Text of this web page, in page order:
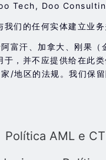
Doo Consulting
们的任何实体建立业
富汗、加拿大、刚果
，并不应提供给在此
/地区的法规。我们保
Política AML e